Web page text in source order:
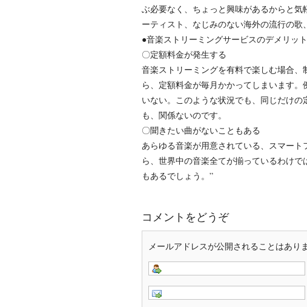
ぶ必要なく、ちょっと興味があるからと
ーティスト、なじみのない海外の流行の歌
●音楽ストリーミングサービスのデメリット
〇定額料金が発生する
音楽ストリーミングを有料で楽しむ場合
ら、定額料金が毎月かかってしまいます
いない。このような状況でも、同じだけ
も、関係ないのです。
〇聞きたい曲がないこともある
あらゆる音楽が用意されている、スマー
ら、世界中の音楽全てが揃っているわけ
もあるでしょう。”
コメントをどうぞ
メールアドレスが公開されることはあり